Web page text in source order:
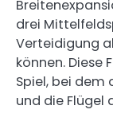
drei
Verteidigung
können.
Spiel, bei dem
und die Flügel